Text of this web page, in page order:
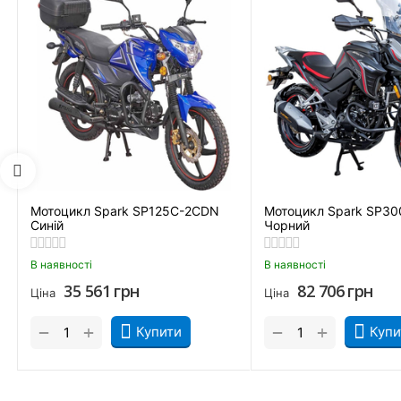
Придбати Мотоцикл Spark SP300SC-1 Сірий та замовити з
Кропивницький, Рівне, Хмельницький, Кременчук, Луцьк,
Мотоцикл Spark SP125C-2CDN
Синій
В наявності
Ціна 35 561 грн
Купити
+
−
Мотоцикл Spark
Чорний
В наявності
Ціна 82 706грн
+
−